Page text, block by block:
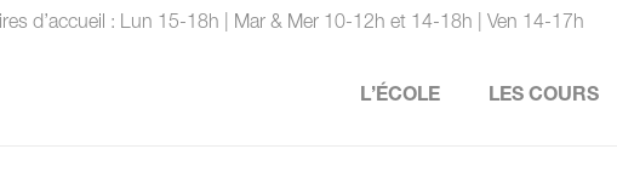
d’accueil : Lun 15-18h | Mar & Mer 10-12h et 14-18h | Ven 14-17h
L’ÉCOLE LES COURS